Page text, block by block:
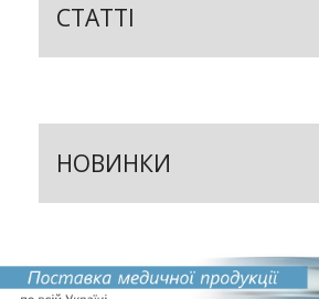
СТАТТІ
НОВИНКИ